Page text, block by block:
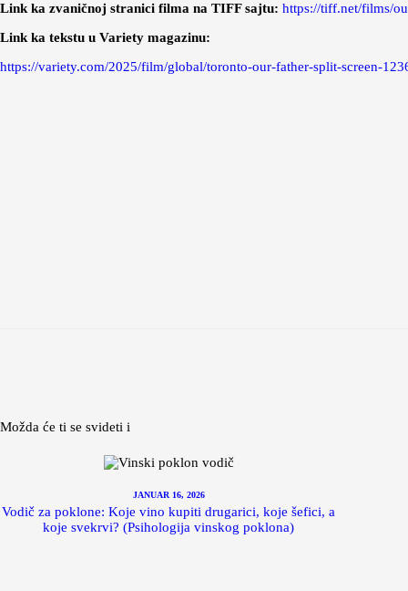
Link ka zvaničnoj stranici filma na TIFF sajtu: https://tiff.net/films/
Link ka tekstu u Variety magazinu:
https://variety.com/2025/film/global/toronto-our-father-split-screen-
Možda će ti se svideti i
JANUAR 16, 2026
Vodič za poklone: Koje vino kupiti drugarici, koje šefici, a
koje svekrvi? (Psihologija vinskog poklona)